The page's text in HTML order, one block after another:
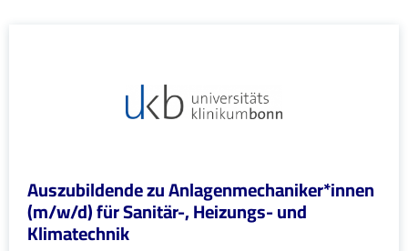
Auszubildende zu Anlagenmechaniker*innen
(m/w/d) für Sanitär-, Heizungs- und
Klimatechnik